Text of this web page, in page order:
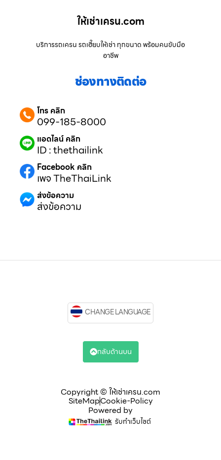
ให้เช่าเครน.com
บริการรถเครน รถเฮี๊ยบให้เช่า ทุกขนาด พร้อมคนขับมือ
อาชีพ
ช่องทางติดต่อ
โทร คลิก
099-185-8000
แอดไลน์ คลิก
ID : thethailink
Facebook คลิก
เพจ TheThaiLink
ส่งข้อความ
ส่งข้อความ
Copyright © ให้เช่าเครน.com
SiteMapCookie-Policy
Powered by
รับทำเว็บไซต์
CHANGE LANGUAGE
กลับด้านบน